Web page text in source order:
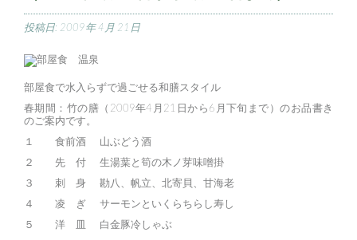
投稿日: 2009年 4月 21日
部屋食で水入らずで過ごせる和膳スタイル
春期間：竹の膳（2009年4月21日から6月下旬まで）のお品書き
のご案内です。
１ 食前酒 山ぶどう酒
２ 先 付 生湯葉と筍の木ノ芽味噌掛
３ 刺 身 勘八、帆立、北寄貝、甘海老
４ 凌 ぎ サーモンといくらちらし寿し
５ 洋 皿 白金豚冷しゃぶ